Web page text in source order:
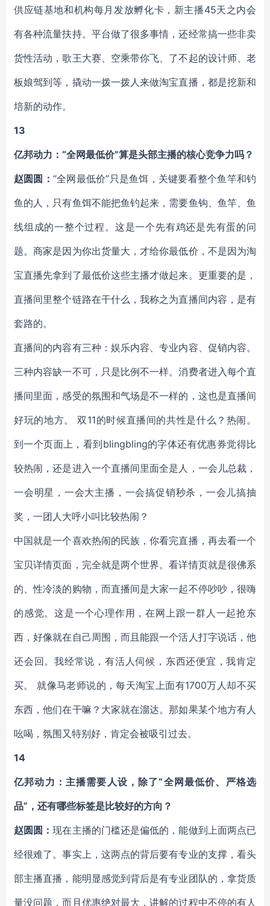
供应链基地和机构每月发放孵化卡，新主播45天之内会
有各种流量扶持。平台做了很多事情，还经常搞一些非卖
货性活动，歌王大赛、空乘带你飞、了不起的设计师、老
板娘驾到等，撬动一拨一拨人来做淘宝直播，都是挖新和
培新的动作。
13
亿邦动力：“全网最低价”算是头部主播的核心竞争力吗？
赵圆圆： “全网最低价”只是鱼饵，关键要看整个鱼竿和钓
鱼的人，只有鱼饵不能把鱼钓起来，需要鱼钩、鱼竿、鱼
线组成的一整个过程。这是一个先有鸡还是先有蛋的问
题。商家是因为你出货量大，才给你最低价，不是因为淘
宝直播先拿到了最低价这些主播才做起来。更重要的是，
直播间里整个链路在干什么，我称之为直播间内容，是有
套路的。
直播间的内容有三种：娱乐内容、专业内容、促销内容。
三种内容缺一不可，只是比例不一样。消费者进入每个直
播间里面，感受的氛围和气场是不一样的，这也是直播间
好玩的地方。 双11的时候直播间的共性是什么？热闹。
到一个页面上，看到blingbling的字体还有优惠券觉得比
较热闹，还是进入一个直播间里面全是人，一会儿总裁，
一会明星，一会大主播，一会搞促销秒杀，一会儿搞抽
奖，一团人大呼小叫比较热闹？
中国就是一个喜欢热闹的民族，你看完直播，再去看一个
宝贝详情页面，完全就是两个世界。看详情页就是很佛系
的、性冷淡的购物，而直播间是大家一起不停吵吵，很嗨
的感觉。这是一个心理作用，在网上跟一群人一起抢东
西，好像就在自己周围，而且能跟一个活人打字说话，他
还会回。我经常说，有活人伺候，东西还便宜，我肯定
买。 就像马老师说的，每天淘宝上面有1700万人却不买
东西，他们在干嘛？大家就在溜达。那如果某个地方有人
吆喝，氛围又特别好，肯定会被吸引过去。
14
亿邦动力：主播需要人设，除了“全网最低价、严格选
品”，还有哪些标签是比较好的方向？
赵圆圆：现在主播的门槛还是偏低的，能做到上面两点已
经很难了。事实上，这两点的背后要有专业的支撑，看头
部主播直播，能明显感觉到背后是有专业团队的，拿货质
量没问题，而且优惠绝对最大，讲解的过程中不停的有人